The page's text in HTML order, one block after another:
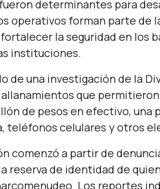
determinantes para
operativos forman parte de
la seguridad en los
instituciones.
de una investigación de la
que
de pesos en efectivo,
teléfonos celulares y otros
comenzó a partir de
reserva de identidad de
Los reportes